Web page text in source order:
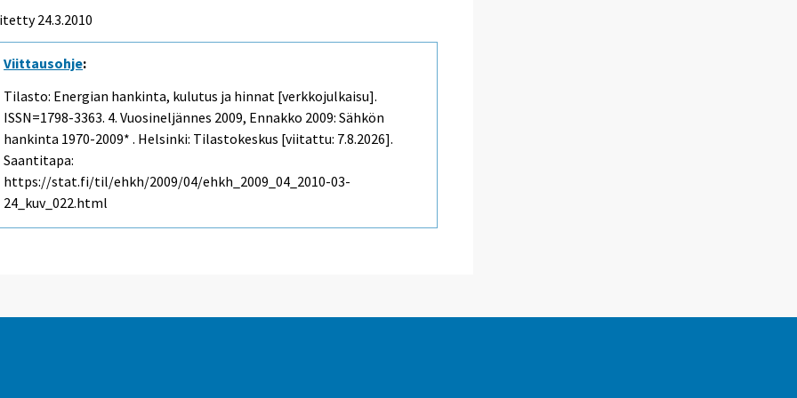
24.3.2010
Viittausohje:
Tilasto: Energian hankinta, kulutus ja hinnat [verkkojulkaisu].
ISSN=1798-3363. 4. Vuosineljännes 2009, Ennakko 2009: Sähkön
hankinta 1970-2009* . Helsinki: Tilastokeskus [viitattu: 7.8.2026].
Saantitapa:
https://stat.fi/til/ehkh/2009/04/ehkh_2009_04_2010-03-
24_kuv_022.html